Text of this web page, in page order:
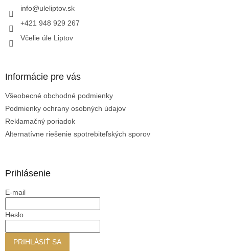
info@uleliptov.sk
+421 948 929 267
Včelie úle Liptov
Informácie pre vás
Všeobecné obchodné podmienky
Podmienky ochrany osobných údajov
Reklamačný poriadok
Alternatívne riešenie spotrebiteľských sporov
Prihlásenie
E-mail
Heslo
PRIHLÁSIŤ SA